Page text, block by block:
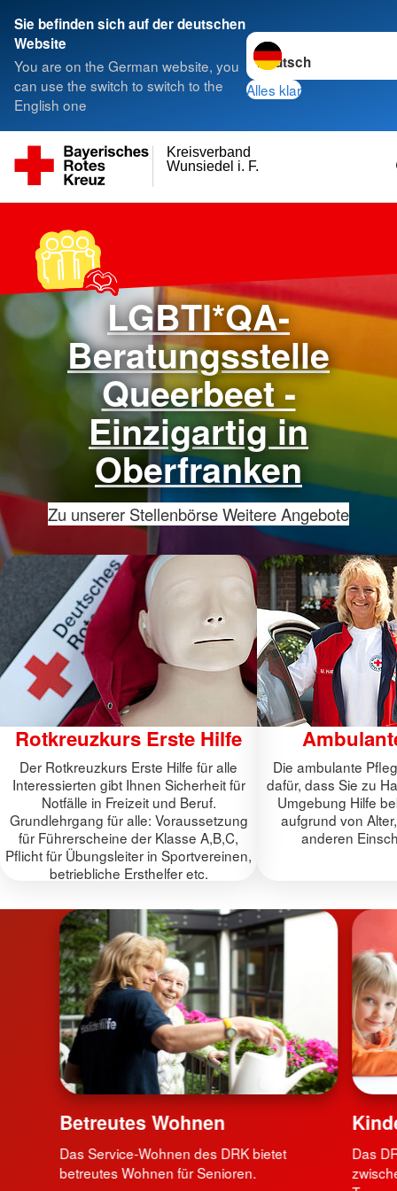
Sie befinden sich auf der deutschen
Website
You are on the German website, you
can use the switch to switch to the
English one
Sprache wechseln zu
Alles klar
Wunsiedel i. F.
Kreisverband
LGBTI*QA-
Beratungsstelle
Queerbeet -
Einzigartig in
Oberfranken
Zu unserer StellenbörseWeitere Angebote
Rotkreuzkurs Erste Hilfe
Der Rotkreuzkurs Erste Hilfe für alle
Interessierten gibt Ihnen Sicherheit für
Notfälle in Freizeit und Beruf.
Grundlehrgang für alle: Voraussetzung
für Führerscheine der Klasse A,B,C,
Pflicht für Übungsleiter in Sportvereinen,
betriebliche Ersthelfer etc.
Die ambulante
dafür, dass Sie zu
Umgebung Hilfe
aufgrund von
anderen
Betreutes Wohnen
Das Service-Wohnen des DRK bietet
betreutes Wohnen für Senioren.
Das